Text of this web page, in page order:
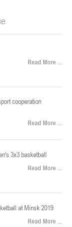
апреля 2026 г., г.
2026 г., г. Гомель,
2026 г., г.
Read More ...
cooperation
Read More ...
3x3 basketball
Read More ...
at Minsk 2019
Read More ...